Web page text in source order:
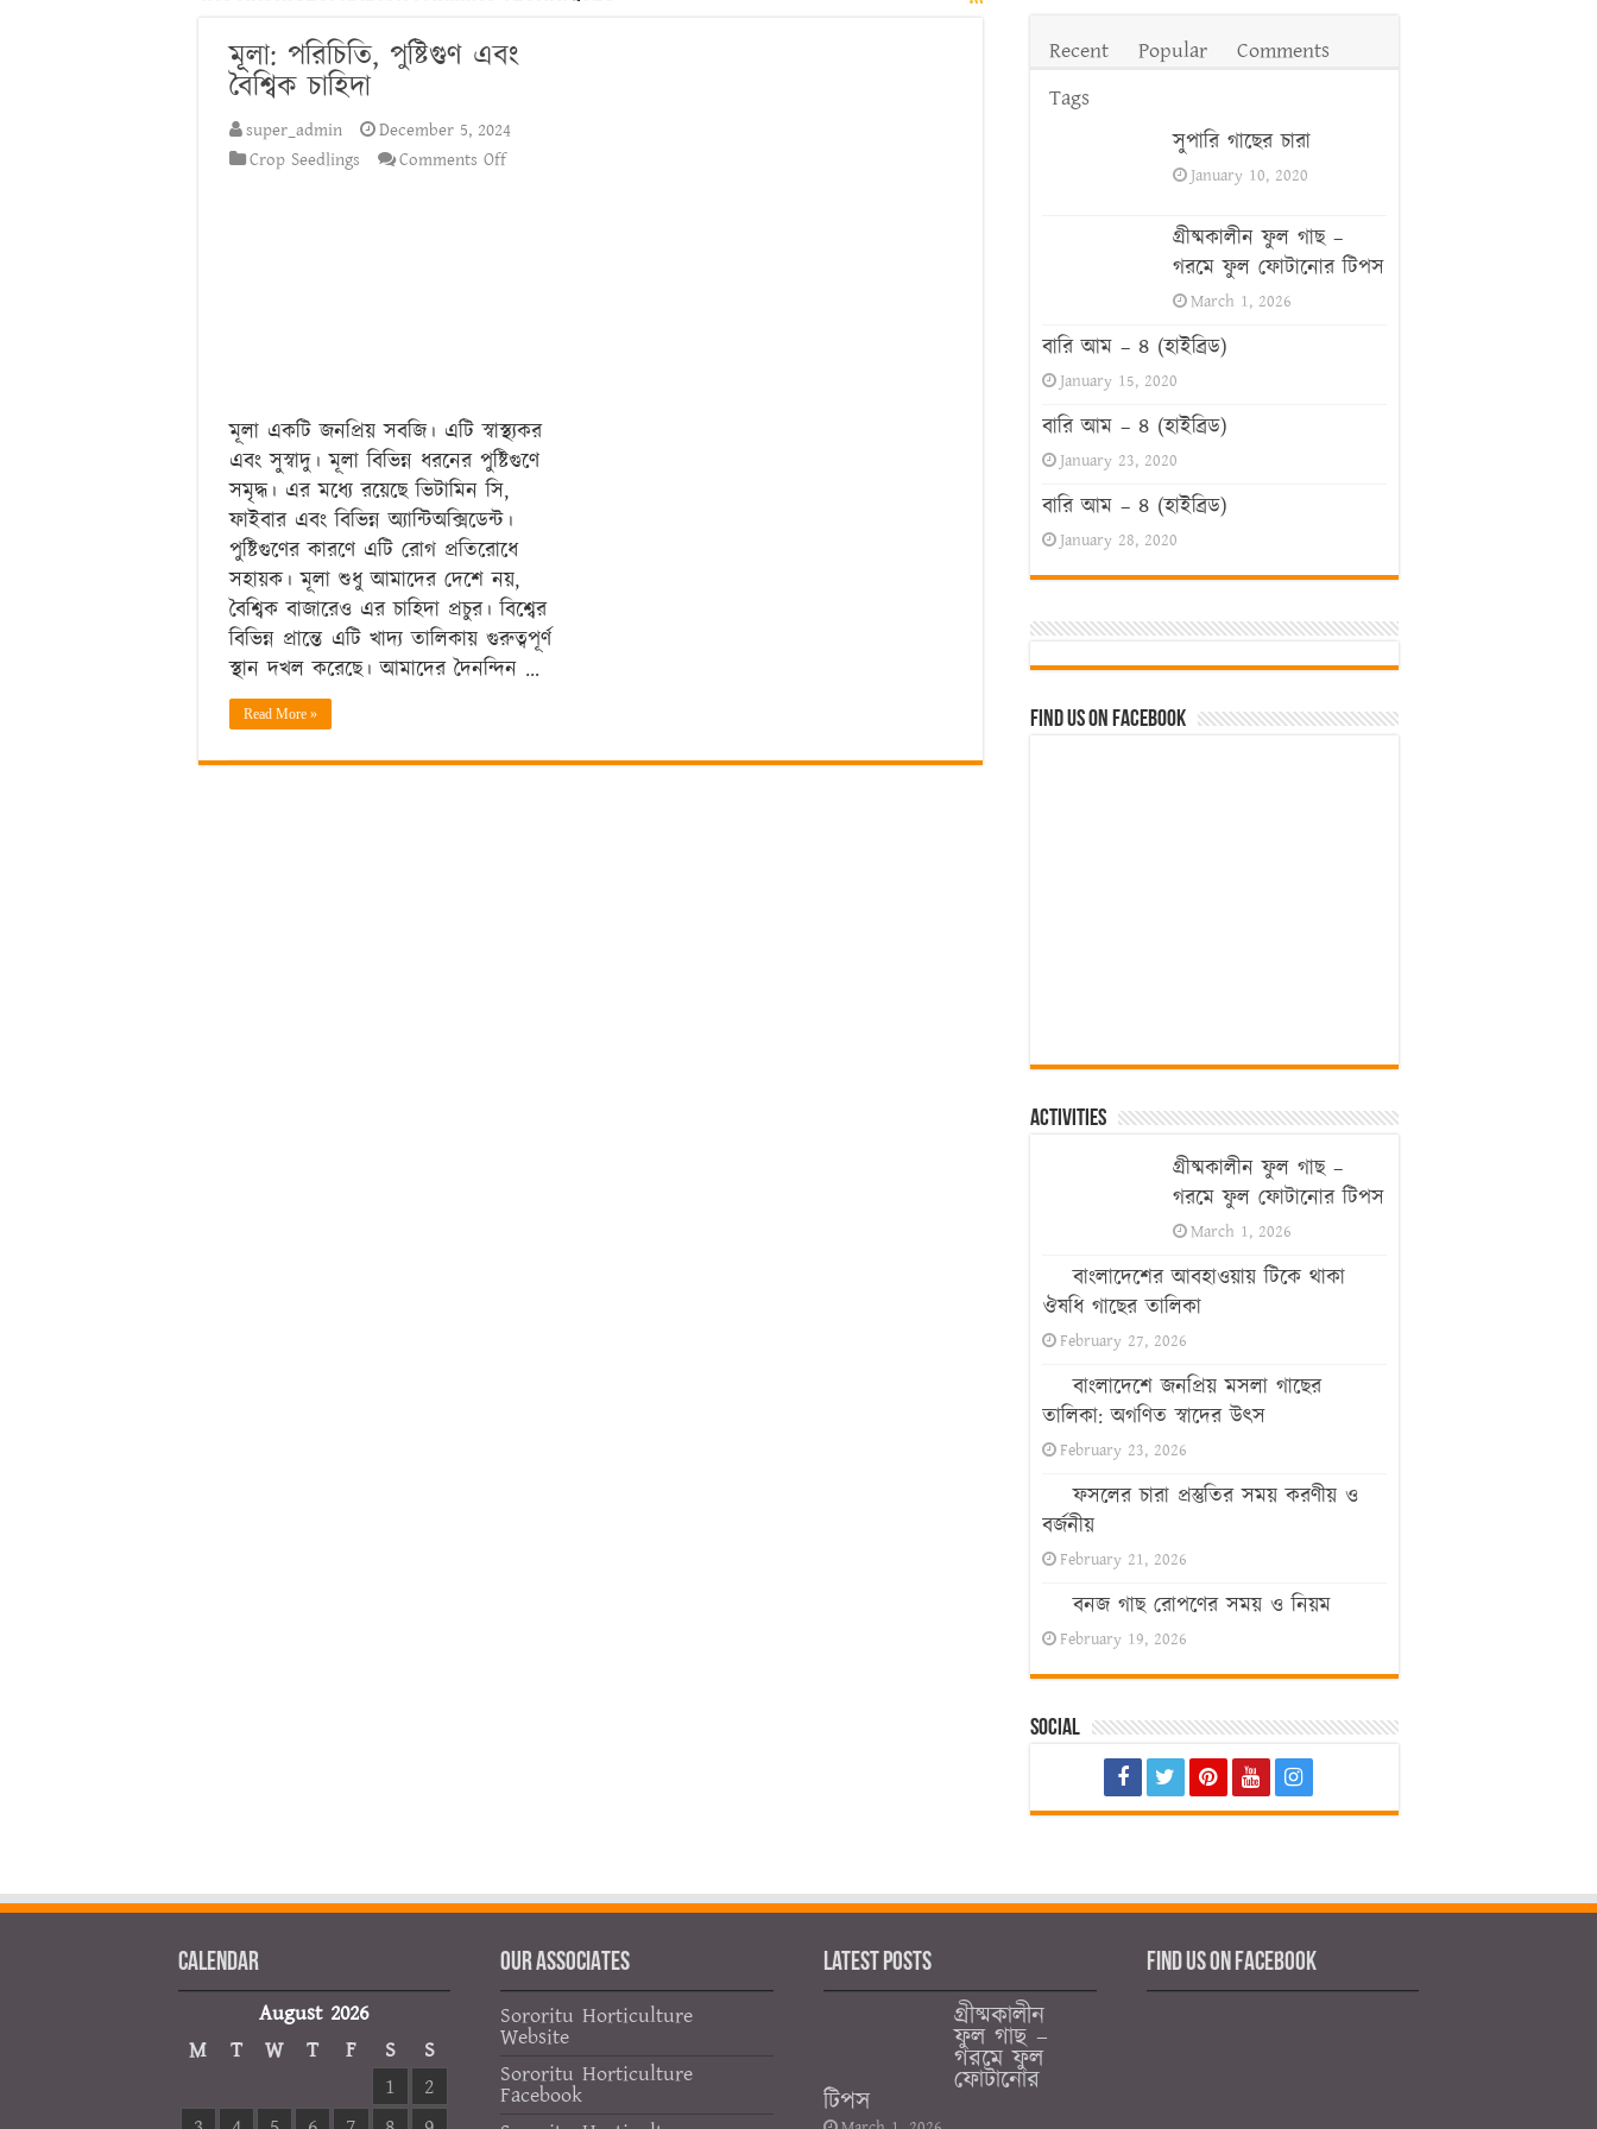
বনজ গাছ রোপণের সময় ও নিয়ম
মূলা: পরিচিতি, পুষ্টিগুণ এবং
বৈশ্বিক চাহিদা
super_admin
December 5, 2024
Crop Seedlings
Comments Offon
মূলা একটি জনপ্রিয় সবজি। এটি স্বাস্থ্যকর
এবং সুস্বাদু। মূলা বিভিন্ন ধরনের পুষ্টিগুণে
সমৃদ্ধ। এর মধ্যে রয়েছে ভিটামিন সি,
ফাইবার এবং বিভিন্ন অ্যান্টিঅক্সিডেন্ট।
পুষ্টিগুণের কারণে এটি রোগ প্রতিরোধে
সহায়ক। মূলা শুধু আমাদের দেশে নয়,
বৈশ্বিক বাজারেও এর চাহিদা প্রচুর। বিশ্বের
বিভিন্ন প্রান্তে এটি খাদ্য তালিকায় গুরুত্বপূর্ণ
স্থান দখল করেছে। আমাদের দৈনন্দিন …
Read More »
Recent Popular
Comments
Tags
সুপারি গাছের চারা
January 10, 2020
গ্রীষ্মকালীন ফুল গাছ –
গরমে ফুল ফোটানোর টিপস
March 1, 2026
বারি আম – ৪ (হাইব্রিড)
January 15, 2020
বারি আম – ৪ (হাইব্রিড)
January 23, 2020
বারি আম – ৪ (হাইব্রিড)
January 28, 2020
Find us on Facebook
Activities
গ্রীষ্মকালীন ফুল গাছ –
গরমে ফুল ফোটানোর টিপস
March 1, 2026
বাংলাদেশের আবহাওয়ায় টিকে থাকা
ঔষধি গাছের তালিকা
February 27, 2026
বাংলাদেশে জনপ্রিয় মসলা গাছের
তালিকা: অগণিত স্বাদের উৎস
February 23, 2026
ফসলের চারা প্রস্তুতির সময় করণীয় ও
বর্জনীয়
February 21, 2026
বনজ গাছ রোপণের সময় ও নিয়ম
February 19, 2026
Social
Calendar
August 2026
M
T W T F S
S
1
2
OUR ASSOCIATES
Sororitu Horticulture
Website
Sororitu Horticulture
Facebook
Latest Posts
গ্রীষ্মকালীন
ফুল গাছ –
গরমে ফুল
ফোটানোর
টিপস
Find us on Facebook